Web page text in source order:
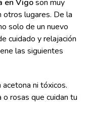
en Vigoson muy
otros lugares. De la
solo de un nuevo
cuidado y relajación
las siguientes
acetona ni tóxicos.
rosas que cuidan tu